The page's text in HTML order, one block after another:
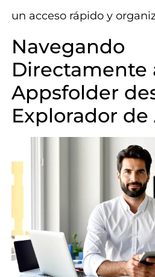
un acceso rápido y
Navegando
Directamente
Appsfolder
Explorador de